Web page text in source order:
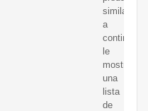
similares,
a
le
mostramos
una
lista
de